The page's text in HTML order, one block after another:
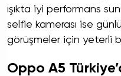
ışıkta iyi performans
selfie kamerası ise
görüşmeler için yeterli
Oppo A5